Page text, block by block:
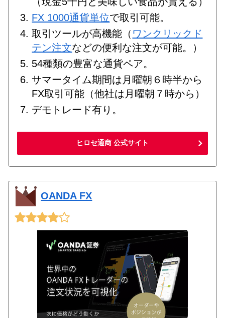
FX 1000通貨単位で取引可能。
取引ツールが高機能（ ワンクリックド
テン注文などの便利な注文が可能。）
54種類の豊富な通貨ペア。
サマータイム期間は月曜朝６時半から
FX取引可能（他社は月曜朝７時から）
デモトレード有り。
ヒロセ通商 公式サイト
OANDA FX